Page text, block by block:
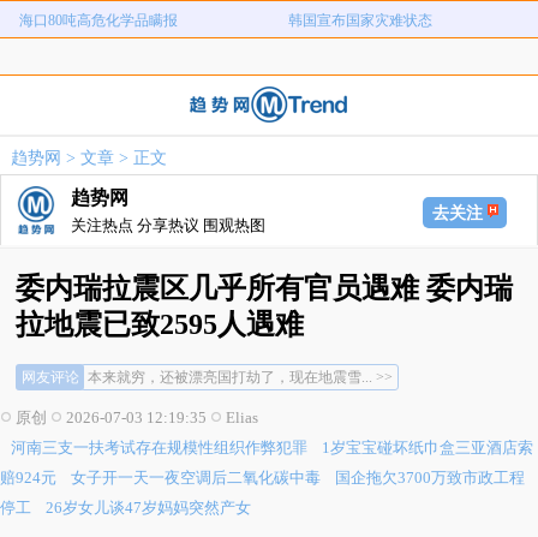
海口80吨高危化学品瞒报 韩国宣布国家灾难状态
元
女子开一天一夜空调后二氧化碳中毒 国企拖欠3700万致市政工程停工
女子用漏洞0元买了3千台电器
海口80吨高危化学品瞒报 韩国宣布国家灾难状态
趋势网 > 文章> 正文
趋势网
关注热点 分享热议 围观热图
去关注
委内瑞拉震区几乎所有官员遇难 委内瑞
拉地震已致2595人遇难
网友评论 本来就穷，还被漂亮国打劫了，现在地震雪... >>
希望国际救援能快点到位... >>
本来就穷，还被漂亮国打劫了，现在地震雪... >>
这已经不是一般的灾难了... >>
希望国际救援能快点到位... >>
原创 2026-07-03 12:19:35
Elias
河南三支一扶考试存在规模性组织作弊犯罪
1岁宝宝碰坏纸巾盒三亚酒店索
赔924元
女子开一天一夜空调后二氧化碳中毒
国企拖欠3700万致市政工程
停工
26岁女儿谈47岁妈妈突然产女